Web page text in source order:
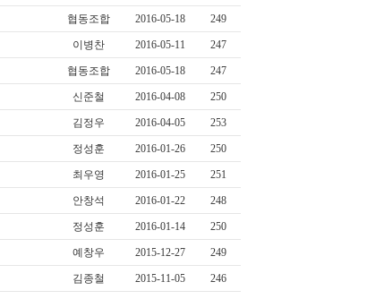
협동조합 2016-05-18 249
이병찬 2016-05-11 247
협동조합 2016-05-18 247
신준철 2016-04-08 250
김정우 2016-04-05 253
정성훈 2016-01-26 250
최우영 2016-01-25 251
안창석 2016-01-22 248
정성훈 2016-01-14 250
예창우 2015-12-27 249
김종철 2015-11-05 246